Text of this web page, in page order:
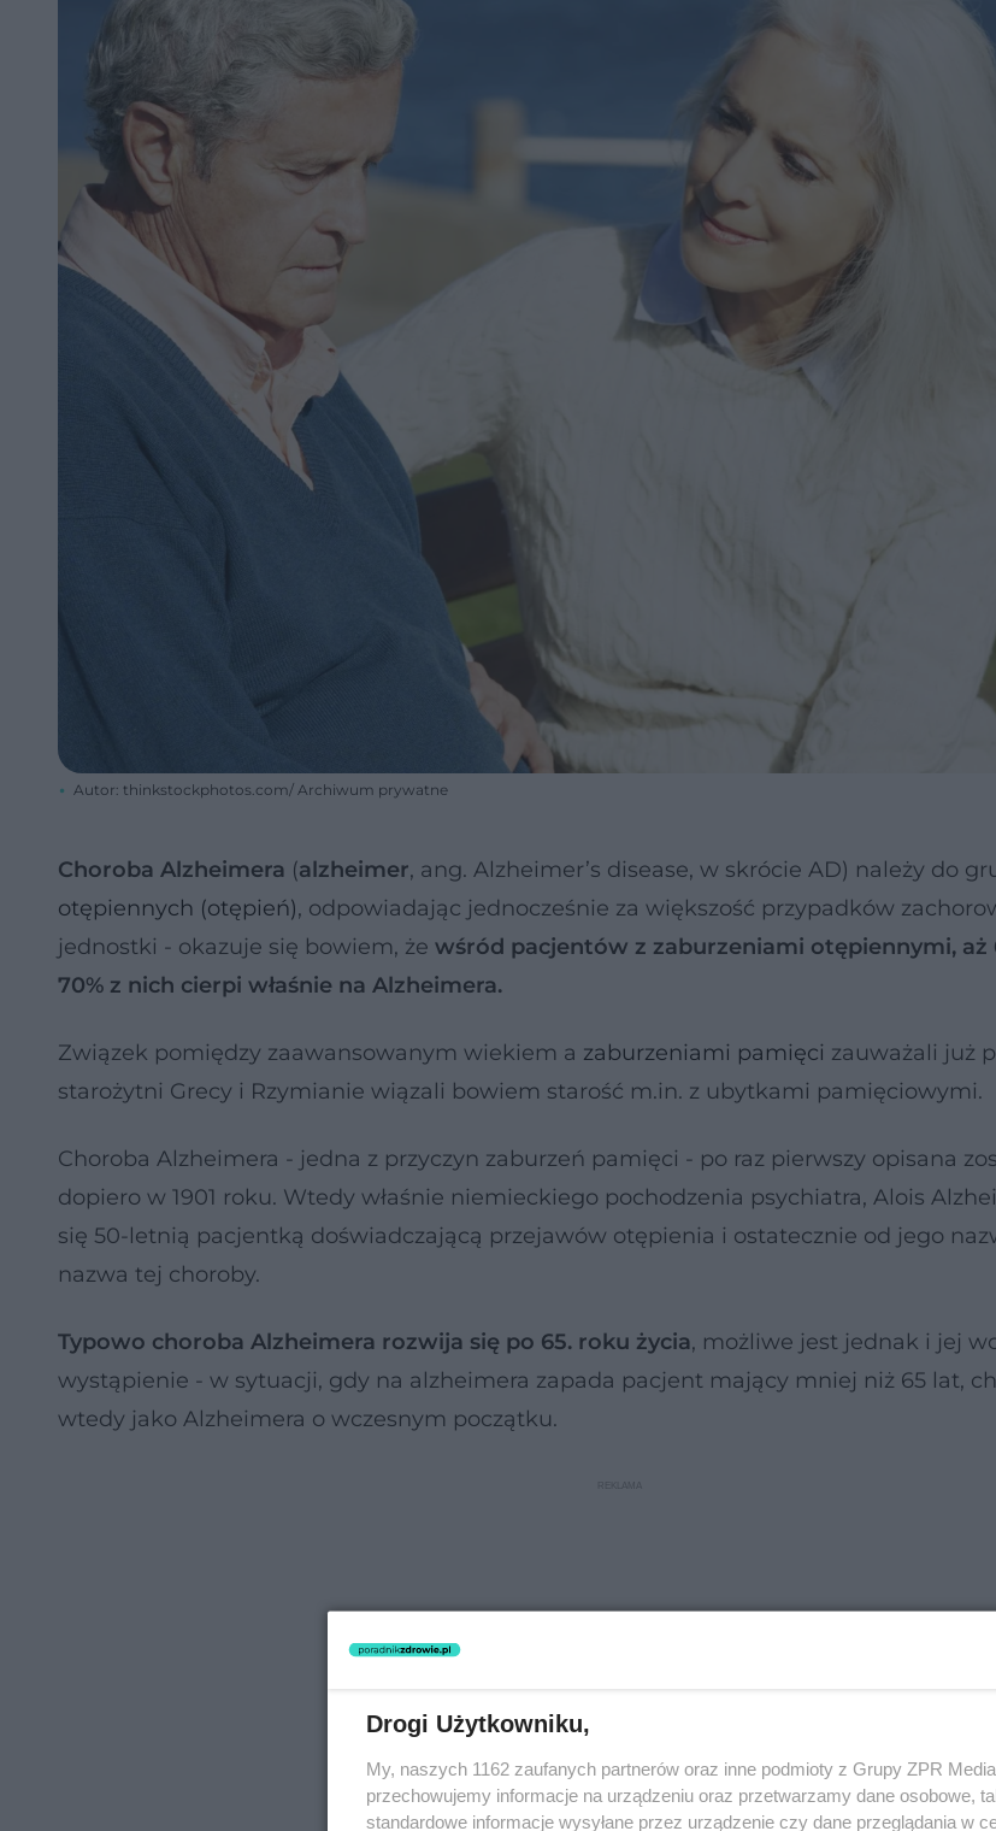
Autor: thinkstockphotos.com/ Archiwum prywatne
Choroba Alzheimera (alzheimer, ang. Alzheimer’s disease, w skrócie AD) należy do
otępiennych (otępień), odpowiadając jednocześnie za większość przypadków
jednostki - okazuje się bowiem, że wśród pacjentów z zaburzeniami otępiennymi, aż
70% z nich cierpi właśnie na Alzheimera.
Związek pomiędzy zaawansowanym wiekiem a zaburzeniami pamięci zauważali już
starożytni Grecy i Rzymianie wiązali bowiem starość m.in. z ubytkami pamięciowymi.
Choroba Alzheimera - jedna z przyczyn zaburzeń pamięci - po raz pierwszy opisana
dopiero w 1901 roku. Wtedy właśnie niemieckiego pochodzenia psychiatra, Alois
się 50-letnią pacjentką doświadczającą przejawów otępienia i ostatecznie od jego
nazwa tej choroby.
Typowo choroba Alzheimera rozwija się po 65. roku życia, możliwe jest jednak i jej
wystąpienie - w sytuacji, gdy na alzheimera zapada pacjent mający mniej niż 65 lat,
wtedy jako Alzheimera o wczesnym początku.
Drogi Użytkowniku,
My, naszych 1162 zaufanych partnerów oraz inne podmioty z Grupy ZPR
przechowujemy informacje na urządzeniu oraz przetwarzamy dane osobowe,
standardowe informacje wysyłane przez urządzenie czy dane przeglądania w